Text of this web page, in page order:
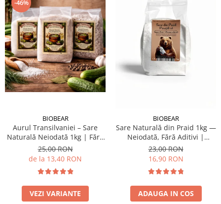
GAL
GOODWILL
HERBAL SWISS
HERBARIA
HERBIOVIT
HERBS OF HEAVEN
LOT OF HERB
Nature Cookta
NIZORAL
SALVUS
VITALBERT
-46%
BIOBEAR
Aurul Transilvaniei – Sare
Naturală Neiodată 1kg | Fără
E536 | Fără Antiaglomeranți |
Sare Gemă Naturală pentru
25,00 RON
de la 13,40 RON
VEZI VARIANTE
BIOBEAR
Sare Naturală din Praid 1kg —
Neiodată, Fără Aditivi |
Murături & Gătit
23,00 RON
16,90 RON
ADAUGA IN COS